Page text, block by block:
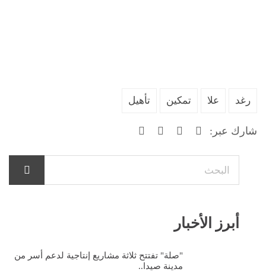
رغد علا تمكين تأهيل
شارك عبر:
أبرز الأخبار
"صلة" تفتتح ثلاثة مشاريع إنتاجية لدعم أسر من
مدينة صيدا..